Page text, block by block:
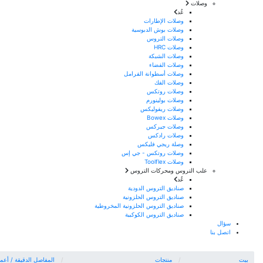
وصلات
عُد
وصلات الإطارات
وصلات بوش الدبوسية
وصلات التروس
وصلات HRC
وصلات الشبكة
وصلات الفضاء
وصلات أسطوانة الفرامل
وصلات الفك
وصلات روتكس
وصلات بولينورم
وصلات ريفوليكس
وصلات Bowex
وصلات جيركس
وصلات رادكس
وصلة ريجي فليكس
وصلات روتكس - جي إس
وصلات Toolflex
علب التروس ومحركات التروس
عُد
صناديق التروس الدودية
صناديق التروس الحلزونية
صناديق التروس الحلزونية المخروطية
صناديق التروس الكوكبية
سؤال
اتصل بنا
بيت
منتجات
المفاصل الدقيقة /